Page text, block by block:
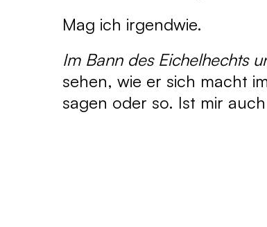
Mag ich irgendwie.
Im Bann des Eichelhechts
sehen, wie er sich macht
sagen oder so. Ist mir